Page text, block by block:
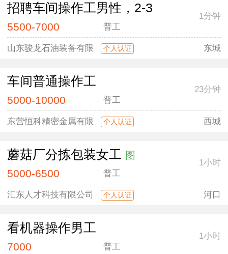
招聘车间操作工男性，2-3
5500-7000 普工
1分钟
山东骏龙石油装备有限 个人认证 东城
车间普通操作工
5000-10000 普工
23分钟
东营恒科精密金属有限 个人认证 西城
蘑菇厂分拣包装女工 图
5000-6500 普工
1小时
汇东人才科技有限公司 个人认证 河口
看机器操作男工
7000 普工
1小时